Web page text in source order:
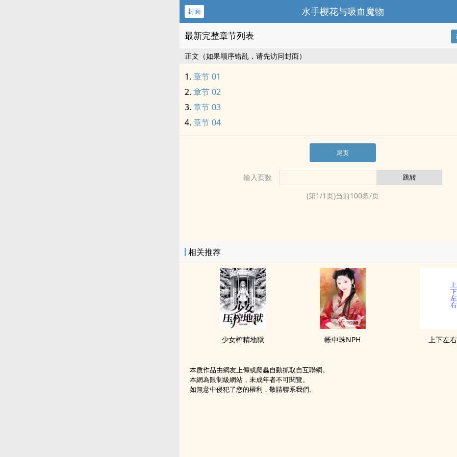
封面 水手樱花与吸血魔物
最新完整章节列表
正文（如果顺序错乱，请先访问封面）
章节 01
章节 02
章节 03
章节 04
尾页
输入页数
(第1/1页)当前100条/页
相关推荐
少女榨精地狱 帐中珠NPH 上下左右
本质作品由網友上傳或爬蟲自動抓取自互聯網。
本網為限制級網站，未成年者不可閱覽。
如無意中侵犯了您的權利，敬請聯系我們。